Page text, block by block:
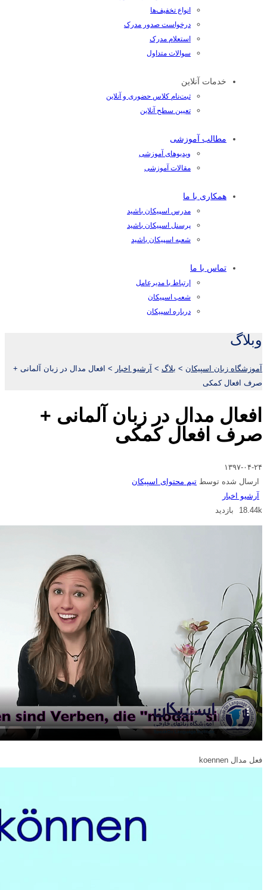
انواع تخفیف‌ها
درخواست صدور مدرک
استعلام مدرک
سوالات متداول
خدمات آنلاین
ثبت‌نام کلاس حضوری و آنلاین
تعیین سطح آنلاین
مطالب آموزشی
ویدیوهای آموزشی
مقالات آموزشی
همکاری با ما
مدرس اسپیکان باشید
پرسنل اسپیکان باشید
شعبه اسپیکان باشید
تماس با ما
ارتباط با مدیرعامل
شعب اسپیکان
درباره اسپیکان
وبلاگ
آموزشگاه زبان اسپیکان > بلاگ > آرشیو اخبار > افعال مدال در زبان آلمانی +
صرف افعال کمکی
افعال مدال در زبان آلمانی +
صرف افعال کمکی
۱۳۹۷-۰۴-۲۴
ارسال شده توسط تیم محتوای اسپیکان
آرشیو اخبار
18.44k بازدید
فعل مدال koennen